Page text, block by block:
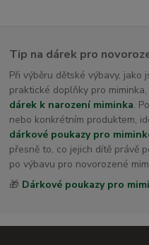
Tip na dárek pro
Při výběru dětské výbavy,
praktické doplňky pro
dárek k narození miminka.
nebo konkrétním produktem,
dárkové poukazy pro
přesně to, co jejich dítě právě
po výbavu pro novorozené
🎁 Dárkové poukazy pro